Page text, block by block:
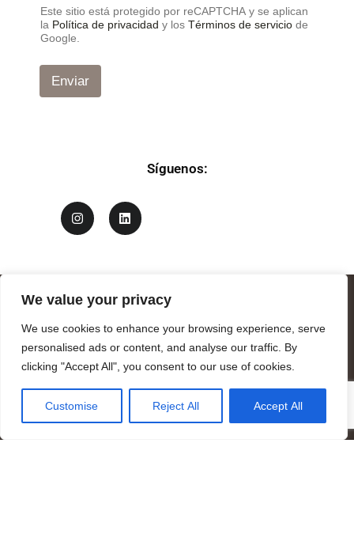
We value your privacy
We use cookies to enhance your browsing experience, serve
personalised ads or content, and analyse our traffic. By
clicking "Accept All", you consent to our use of cookies.
Customise Reject All Accept All
a
c
i
Este sitio está protegido por reCAPTCHA y se aplican
la Política de privacidad y los Términos de servicio de
Google.
Enviar
Síguenos:
Logotipo de Mandrágora diseñado por Benjamin Vierling